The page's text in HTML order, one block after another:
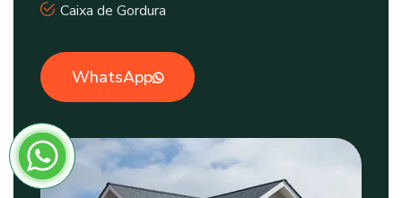
Caixa de Gordura
WhatsApp